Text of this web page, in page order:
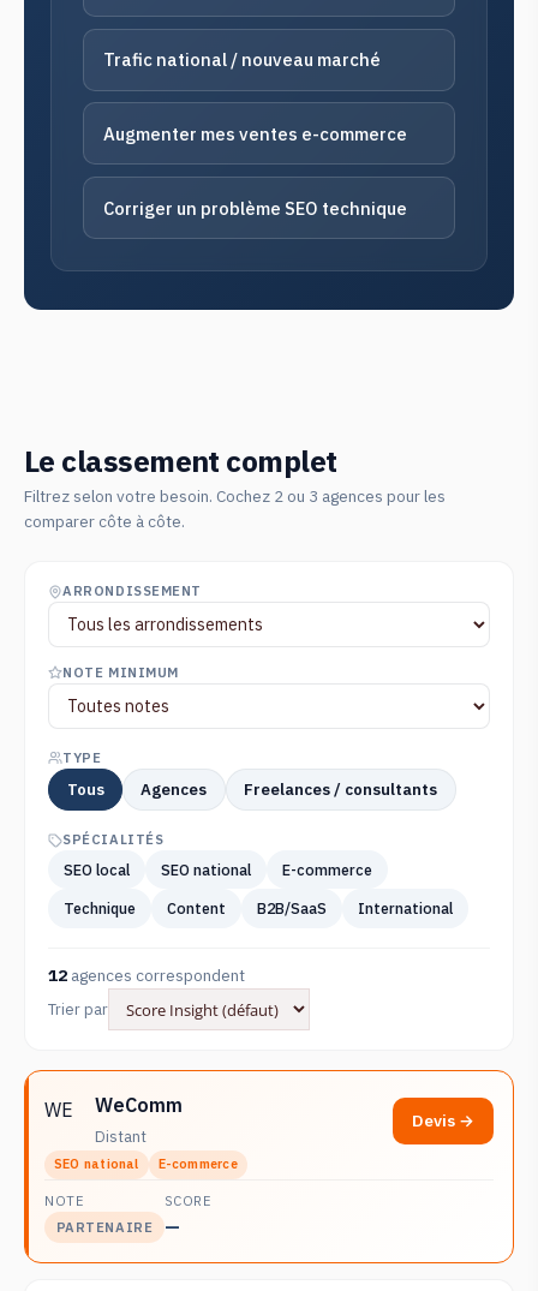
Trafic national / nouveau marché
Augmenter mes ventes e-commerce
Corriger un problème SEO technique
Le classement complet
Filtrez selon votre besoin. Cochez 2 ou 3 agences pour les
comparer côte à côte.
ARRONDISSEMENT
NOTE MINIMUM
TYPE
Tous Agences Freelances / consultants
SPÉCIALITÉS
SEO local SEO national E-commerce
Technique Content B2B/SaaS International
12 agences correspondent
Trier par
WE WeComm
Distant
Devis →
SEO national E-commerce
NOTE
PARTENAIRE
SCORE
—